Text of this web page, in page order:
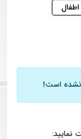
اطفال
نشده است!
نمایید: